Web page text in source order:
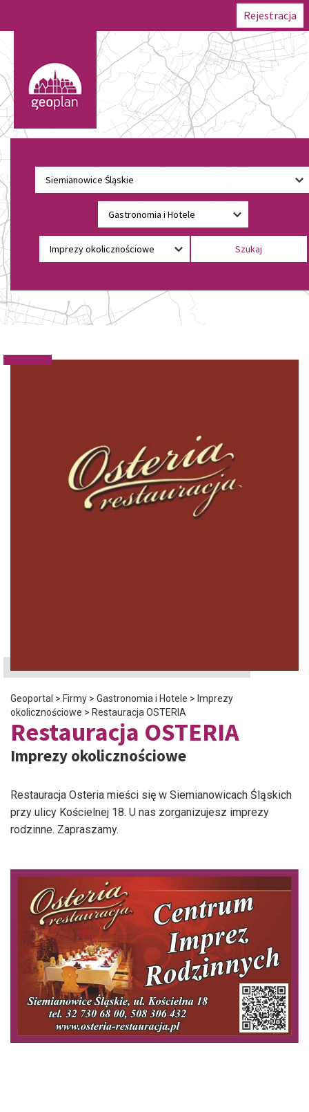
Rejestracja
Geoportal > Firmy > Gastronomia i Hotele > Imprezy
okolicznościowe > Restauracja OSTERIA
Restauracja OSTERIA
Imprezy okolicznościowe
Restauracja Osteria mieści się w Siemianowicach Śląskich
przy ulicy Kościelnej 18. U nas zorganizujesz imprezy
rodzinne. Zapraszamy.